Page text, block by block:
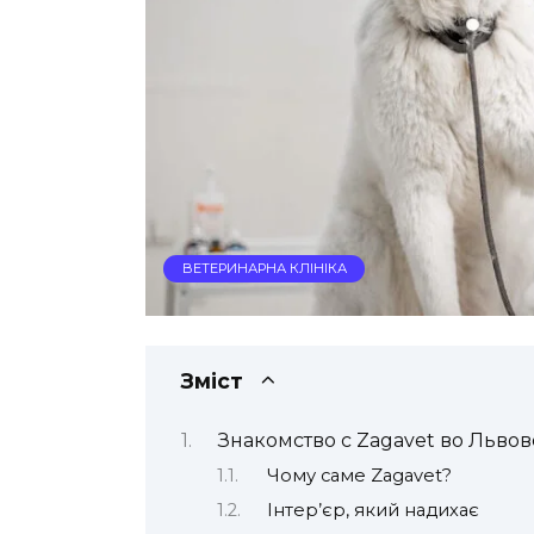
ВЕТЕРИНАРНА КЛІНІКА
Зміст
Знакомство с Zagavet во
Чому саме Zagavet?
Інтер’єр, який надихає